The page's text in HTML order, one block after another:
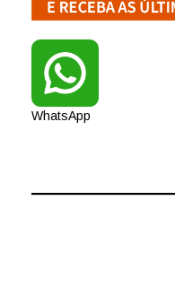
WhatsApp